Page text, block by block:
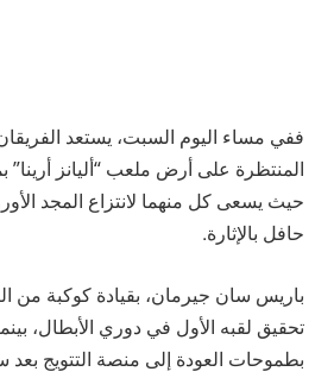
ففي مساء اليوم السبت، يستعد
المنتظرة على أرض ملعب “أليانز أرينا”
حيث يسعى كل منهما لانتزاع المجد
حافل بالإثارة.
باريس سان جيرمان، بقيادة كوكبة من
تحقيق لقبه الأول في دوري الأبطال،
بطموحات العودة إلى منصة التتويج